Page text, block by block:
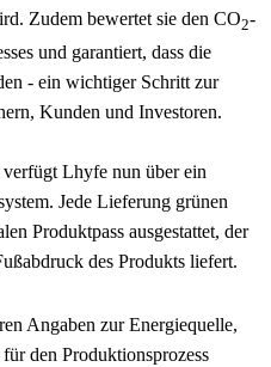
Zudem bewertet sie den CO2-
und garantiert, dass die
- ein wichtiger Schritt zur
Kunden und Investoren.
Lhyfe nun über ein
Jede Lieferung grünen
Produktpass ausgestattet, der
des Produkts liefert.
Angaben zur Energiequelle,
den Produktionsprozess